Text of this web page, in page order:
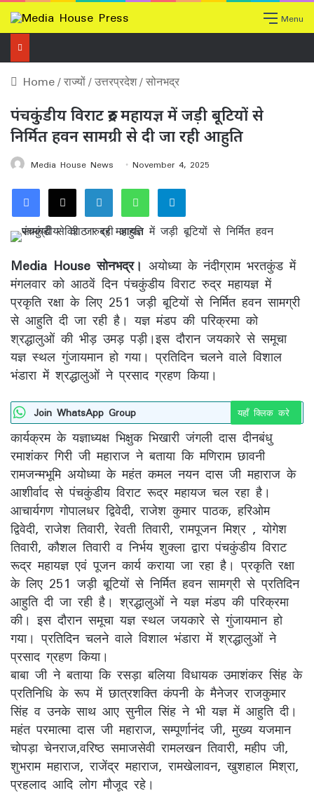
Menu
Home/राज्यों/उत्तरप्रदेश/सोनभद्र
पंचकुंडीय विराट रुद्र महायज्ञ में जड़ी बूटियों से
निर्मित हवन सामग्री से दी जा रही आहुति
Media House News November 4, 2025
Facebook
X LinkedInWhatsAppTelegram
Media House सोनभद्र। अयोध्या के नंदीग्राम भरतकुंड में
मंगलवार को आठवें दिन पंचकुंडीय विराट रुद्र महायज्ञ में
प्रकृति रक्षा के लिए 251 जड़ी बूटियों से निर्मित हवन सामग्री
से आहुति दी जा रही है। यज्ञ मंडप की परिक्रमा को
श्रद्धालुओं की भीड़ उमड़ पड़ी।इस दौरान जयकारे से समूचा
यज्ञ स्थल गुंजायमान हो गया। प्रतिदिन चलने वाले विशाल
भंडारा में श्रद्धालुओं ने प्रसाद ग्रहण किया।
Join WhatsApp Group यहाँ क्लिक करे
कार्यक्रम के यज्ञाध्यक्ष भिक्षुक भिखारी जंगली दास दीनबंधु
रमाशंकर गिरी जी महाराज ने बताया कि मणिराम छावनी
रामजन्मभूमि अयोध्या के महंत कमल नयन दास जी महाराज के
आशीर्वाद से पंचकुंडीय विराट रूद्र महायज चल रहा है।
आचार्यगण गोपालधर द्विवेदी, राजेश कुमार पाठक, हरिओम
द्विवेदी, राजेश तिवारी, रेवती तिवारी, रामपूजन मिश्र , योगेश
तिवारी, कौशल तिवारी व निर्भय शुक्ला द्वारा पंचकुंडीय विराट
रूद्र महायज्ञ एवं पूजन कार्य कराया जा रहा है। प्रकृति रक्षा
के लिए 251 जड़ी बूटियों से निर्मित हवन सामग्री से प्रतिदिन
आहुति दी जा रही है। श्रद्धालुओं ने यज्ञ मंडप की परिक्रमा
की। इस दौरान समूचा यज्ञ स्थल जयकारे से गुंजायमान हो
गया। प्रतिदिन चलने वाले विशाल भंडारा में श्रद्धालुओं ने
प्रसाद ग्रहण किया।
बाबा जी ने बताया कि रसड़ा बलिया विधायक उमाशंकर सिंह के
प्रतिनिधि के रूप में छात्रशक्ति कंपनी के मैनेजर राजकुमार
सिंह व उनके साथ आए सुनील सिंह ने भी यज्ञ में आहुति दी।
महंत परमात्मा दास जी महाराज, सम्पूर्णानंद जी, मुख्य यजमान
चोपड़ा चेनराज,वरिष्ठ समाजसेवी रामलखन तिवारी, महीप जी,
शुभराम महाराज, राजेंद्र महाराज, रामखेलावन, खुशहाल मिश्रा,
प्रहलाद आदि लोग मौजूद रहे।